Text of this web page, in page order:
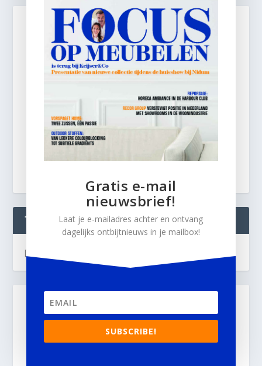
TWEETS
[custom-twitter-feeds]
Gratis e-mail
nieuwsbrief!
Laat je e-mailadres achter en ontvang
dagelijks ontbijtnieuws in je mailbox!
SUBSCRIBE!